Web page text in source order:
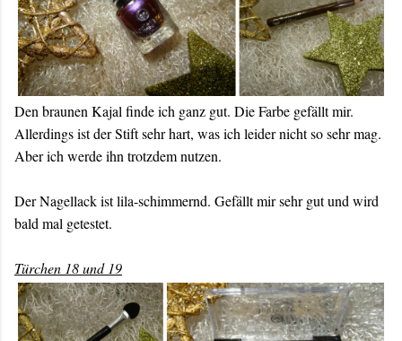
Den braunen Kajal finde ich ganz gut. Die Farbe gefällt mir.
Allerdings ist der Stift sehr hart, was ich leider nicht so sehr mag.
Aber ich werde ihn trotzdem nutzen.
Der Nagellack ist lila-schimmernd. Gefällt mir sehr gut und wird
bald mal getestet.
Türchen 18 und 19